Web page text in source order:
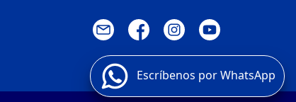
Escríbenos por WhatsApp